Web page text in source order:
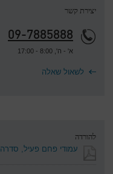
יצירת קשר
09-7885888
א' - ה', 8:00 - 17:00
לשאול שאלה
להורדה
עמודי פחם פעיל, סדרה ACT – חוברת